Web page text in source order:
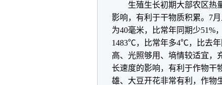
生殖生长初期大部农区热
影响，有利于干物质积累。7
为40毫米，比常年同期少51%
1483℃，比常年多4℃，比去
高、光照够用、墒情较适宜，
长速度的影响，有利于作物干
雄、大豆开花非常有利，作物